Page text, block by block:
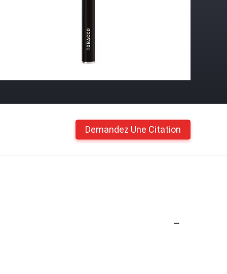
Demandez Une Citation